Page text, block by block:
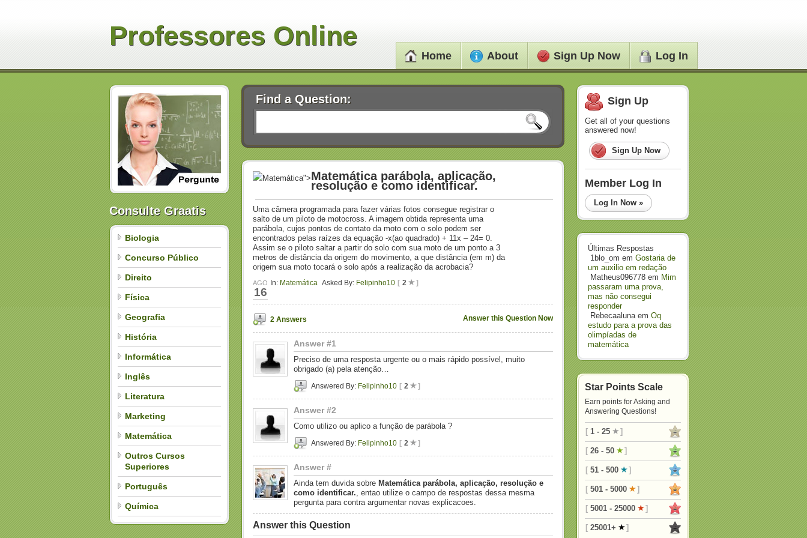
Home About Sign Up Now Log In
Professores Online
Consulte Graatis
Biologia
Concurso Público
Direito
Física
Geografia
História
Informática
Inglês
Literatura
Marketing
Matemática
Outros Cursos
Superiores
Português
Química
Find a Question:
Matemática">Matemática parábola, aplicação,
resolução e como identificar.
Uma câmera programada para fazer várias fotos consegue registrar o
salto de um piloto de motocross. A imagem obtida representa uma
parábola, cujos pontos de contato da moto com o solo podem ser
encontrados pelas raízes da equação -x(ao quadrado) + 11x – 24= 0.
Assim se o piloto saltar a partir do solo com sua moto de um ponto a 3
metros de distância da origem do movimento, a que distância (em m) da
origem sua moto tocará o solo após a realização da acrobacia?
In: Matemática Asked By: Felipinho10 [ 2 ]
AGO
16
Answer this Question Now
2 Answers
Answer #1
Preciso de uma resposta urgente ou o mais rápido possível, muito
obrigado (a) pela atenção…
Answered By: Felipinho10 [ 2 ]
Answer #2
Como utilizo ou aplico a função de parábola ?
Answered By: Felipinho10 [ 2 ]
Answer #
Ainda tem duvida sobre Matemática parábola, aplicação, resolução e
como identificar., entao utilize o campo de respostas dessa mesma
pergunta para contra argumentar novas explicacoes.
Answer this Question
Sign Up
Get all of your questions
answered now!
Sign Up Now
Member Log In
Log In Now »
Últimas Respostas
1blo_om em Gostaria de
um auxilio em redação
Matheus096778 em Mim
passaram uma prova,
mas não consegui
responder
Rebecaalunaem Oq
estudo para a prova das
olimpíadas de
matemática
Star Points Scale
Earn points for Asking and
Answering Questions!
[ 1 - 25 ]
[ 26 - 50 ]
[ 51 - 500 ]
[ 501 - 5000 ]
[ 5001 - 25000 ]
[ 25001+ ]